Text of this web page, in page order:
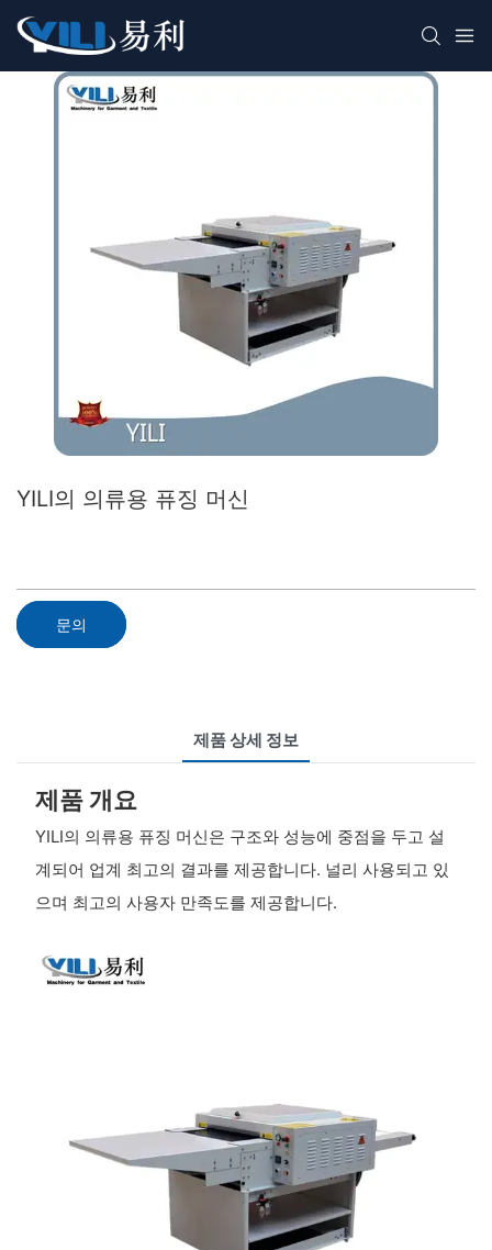
YILI의 의류용 퓨징 머신
문의
제품 상세 정보
제품 개요
YILI의 의류용 퓨징 머신은 구조와 성능에 중점을 두고 설
계되어 업계 최고의 결과를 제공합니다. 널리 사용되고 있
으며 최고의 사용자 만족도를 제공합니다.